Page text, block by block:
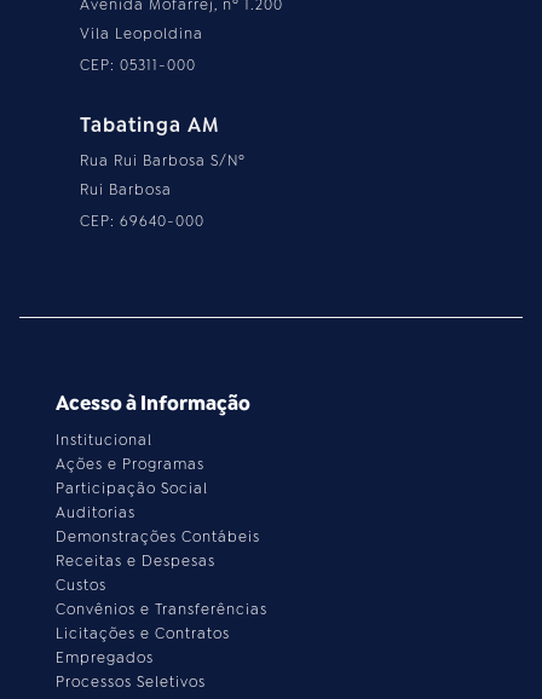
Avenida Mofarrej, nº 1.200
Vila Leopoldina
CEP: 05311-000
Tabatinga AM
Rua Rui Barbosa S/Nº
Rui Barbosa
CEP: 69640-000
Acesso à Informação
Institucional
Ações e Programas
Participação Social
Auditorias
Demonstrações Contábeis
Receitas e Despesas
Custos
Convênios e Transferências
Licitações e Contratos
Empregados
Processos Seletivos